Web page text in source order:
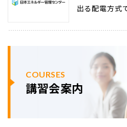
出る配電方式
COURSES
講習会案内